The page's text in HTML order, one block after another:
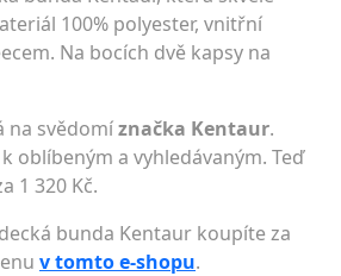
100% polyester, vnitřní
Na bocích dvě kapsy na
na svědomíznačka Kentaur.
oblíbeným a vyhledávaným. Teď
1 320 Kč.
bunda Kentaur koupíte za
v tomto e-shopu.